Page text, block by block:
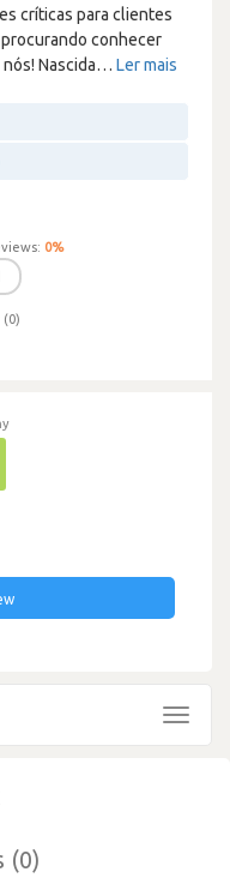
críticas para clientes
conhecer
Nascida… Ler mais
0%
(0)
Toggle
(0)